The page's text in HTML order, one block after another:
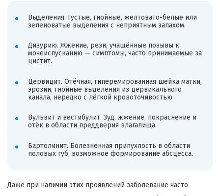
Выделения. Густые, гнойные, желтовато-белые или
зеленоватые выделения с неприятным запахом.
Дизурию. Жжение, рези, учащённые позывы к
мочеиспусканию — симптомы, часто принимаемые за
цистит.
Цервицит. Отёчная, гиперемированная шейка матки,
эрозии, гнойные выделения из цервикального
канала, нередко с лёгкой кровоточивостью.
Вульвит и вестибулит. Зуд, жжение, покраснение и
отёк в области преддверия влагалища.
Бартолинит. Болезненная припухлость в области
половых губ, возможное формирование абсцесса.
Даже при наличии этих проявлений заболевание часто